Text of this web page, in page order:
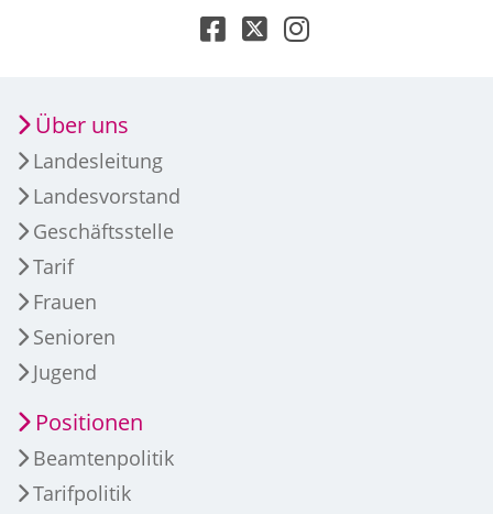
Über uns
Landesleitung
Landesvorstand
Geschäftsstelle
Tarif
Frauen
Senioren
Jugend
Positionen
Beamtenpolitik
Tarifpolitik